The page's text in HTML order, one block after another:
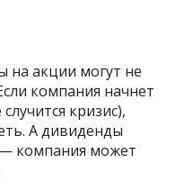
на акции могут не
компания начнет
кризис),
А дивиденды
компания может